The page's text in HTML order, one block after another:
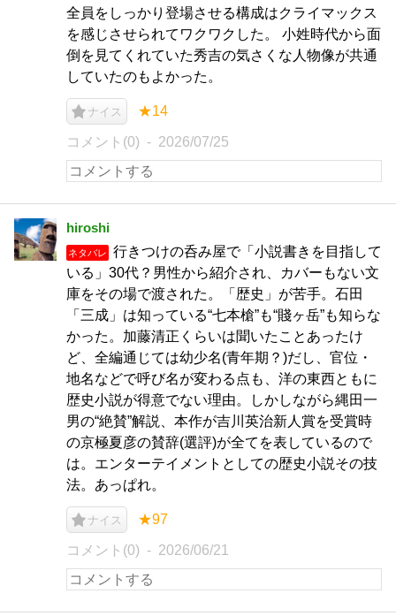
全員をしっかり登場させる構成はクライマックス
を感じさせられてワクワクした。 小姓時代から面
倒を見てくれていた秀吉の気さくな人物像が共通
していたのもよかった。
ナイス ★14
コメント(0) 2026/07/25
hiroshi
ネタバレ
行きつけの呑み屋で「小説書きを目指して
いる」30代？男性から紹介され、カバーもない文
庫をその場で渡された。「歴史」が苦手。石田
「三成」は知っている“七本槍”も“賤ヶ岳”も知らな
かった。加藤清正くらいは聞いたことあったけ
ど、全編通じては幼少名(青年期？)だし、官位・
地名などで呼び名が変わる点も、洋の東西ともに
歴史小説が得意でない理由。しかしながら縄田一
男の“絶賛”解説、本作が吉川英治新人賞を受賞時
の京極夏彦の賛辞(選評)が全てを表しているので
は。エンターテイメントとしての歴史小説その技
法。あっぱれ。
ナイス ★97
コメント(0) 2026/06/21